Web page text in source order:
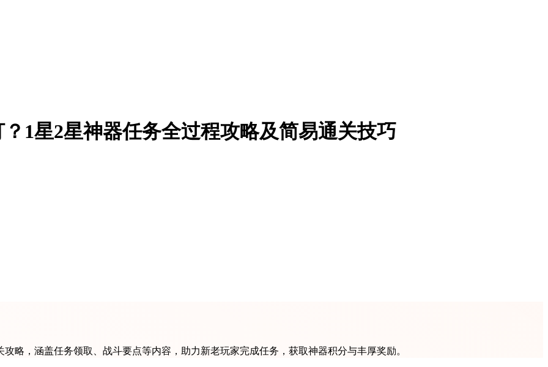
1星2星神器任务全过程攻略及简易通关技巧
略，涵盖任务领取、战斗要点等内容，助力新老玩家完成任务，获取神器积分与丰厚奖励。